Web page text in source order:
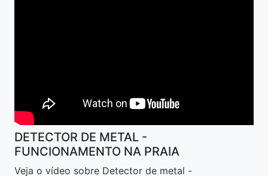
DETECTOR DE METAL -
FUNCIONAMENTO NA PRAIA
Veja o vídeo sobre Detector de metal -